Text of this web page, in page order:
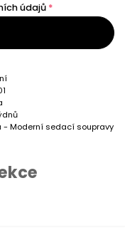
údajů *
- Moderní sedací soupravy